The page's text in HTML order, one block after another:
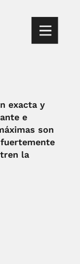
exacta y
e
son
la